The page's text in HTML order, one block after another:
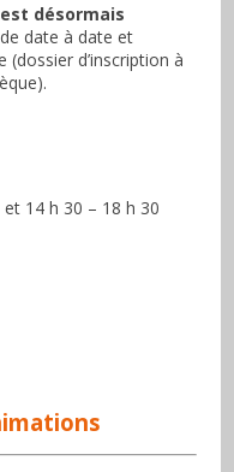
désormais
date à date et
d’inscription à
14 h 30 – 18 h 30